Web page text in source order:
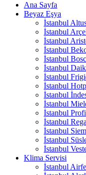
Ana Sayfa
Beyaz Eşya
İstanbul
İstanbul
İstanbul
İstanbul
İstanbul
İstanbul
İstanbul
İstanbul
İstanbul
İstanbul
İstanbul
İstanbul
İstanbul
İstanbul
İstanbul
Klima Servisi
İstanbul